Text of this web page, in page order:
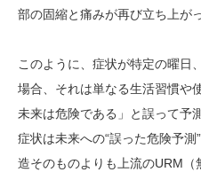
部の固縮と痛みが再び立ち上が
このように、症状が特定の曜日
場合、それは単なる生活習慣や
未来は危険である」と誤って予
症状は未来への“誤った危険予
造そのものよりも上流のURM